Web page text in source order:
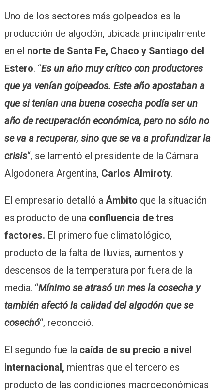
Uno de los sectores más golpeados es la
producción de algodón, ubicada principalmente
en el norte de Santa Fe, Chaco y Santiago del
Estero. “Es un año muy crítico con productores
que ya venían golpeados. Este año apostaban a
que si tenían una buena cosecha podía ser un
año de recuperación económica, pero no sólo no
se va a recuperar, sino que se va a profundizar la
crisis“, se lamentó el presidente de la Cámara
Algodonera Argentina, Carlos Almiroty.
El empresario detalló a Ámbito que la situación
es producto de una confluencia de tres
factores. El primero fue climatológico,
producto de la falta de lluvias, aumentos y
descensos de la temperatura por fuera de la
media. “Mínimo se atrasó un mes la cosecha y
también afectó la calidad del algodón que se
cosechó“, reconoció.
El segundo fue la caída de su precio a nivel
internacional, mientras que el tercero es
producto de las condiciones macroeconómicas